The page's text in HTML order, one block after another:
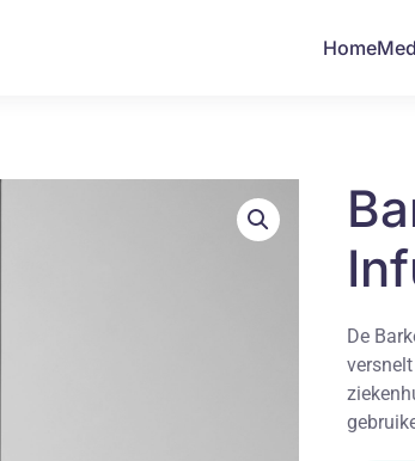
Home
De